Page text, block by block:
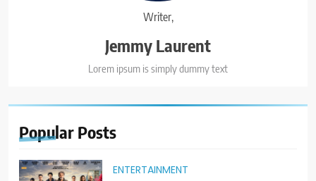
Writer,
Jemmy Laurent
Lorem ipsum is simply dummy text
Popular Posts
ENTERTAINMENT